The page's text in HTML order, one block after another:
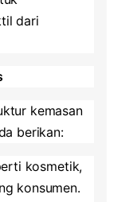
dari
kemasan
berikan:
kosmetik,
konsumen.